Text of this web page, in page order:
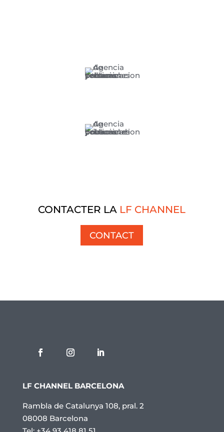
CONTACTER LA LF CHANNEL
CONTACT
LF CHANNEL BARCELONA
Rambla de Catalunya 108, pral. 2
08008 Barcelona